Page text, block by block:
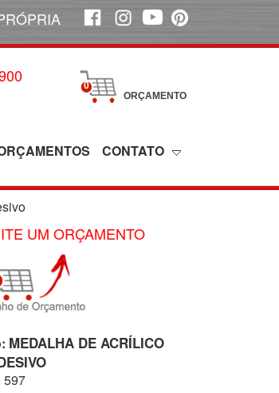
0
ORÇAMENTO
CONTATO
UM ORÇAMENTO
MEDALHA DE ACRÍLICO
597